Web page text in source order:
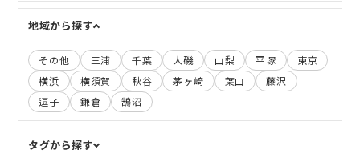
地域から探す
その他 三浦 千葉 大磯 山梨 平塚
東京
横浜
横須賀 秋谷 茅ヶ崎 葉山
藤沢
逗子
鎌倉 鵠沼
タグから探す